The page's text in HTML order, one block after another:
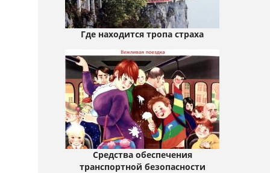
Где находится тропа страха
Средства обеспечения
транспортной безопасности